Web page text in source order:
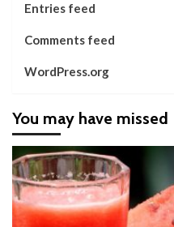
Entries feed
Comments feed
WordPress.org
You may have missed